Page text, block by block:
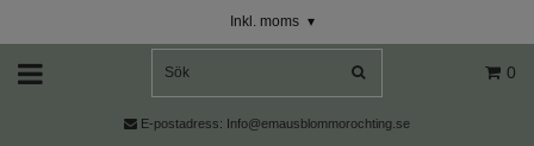
Inkl. moms ▾
0
E-postadress: Info@emausblommorochting.se